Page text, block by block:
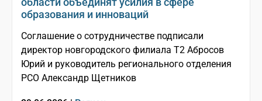
образования и инноваций
Соглашение о сотрудничестве подписали
директор новгородского филиала Т2 Абросов
Юрий и руководитель регионального отделения
РСО Александр Щетников